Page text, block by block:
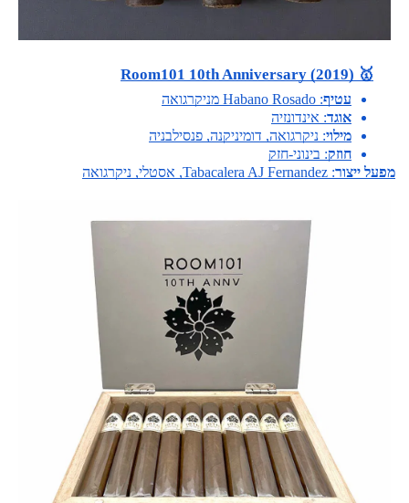
🥇 Room101 10th Anniversary (2019)
עטיף: Habano Rosado מניקרגואה
אוגד: אינדונזיה
מילוי: ניקרגואה, דומיניקנה, פנסילבניה
חוזק: בינוני-חזק
מפעל ייצור: Tabacalera AJ Fernandez, אסטלי, ניקרגואה